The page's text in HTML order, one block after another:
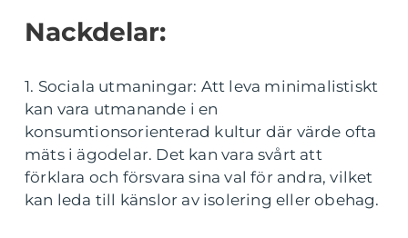
Nackdelar:
1. Sociala utmaningar: Att leva minimalistiskt
kan vara utmanande i en
konsumtionsorienterad kultur där värde ofta
mäts i ägodelar. Det kan vara svårt att
förklara och försvara sina val för andra, vilket
kan leda till känslor av isolering eller obehag.